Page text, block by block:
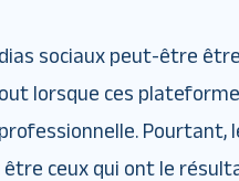
sociaux peut-être être
lorsque ces
ceux qui ont le